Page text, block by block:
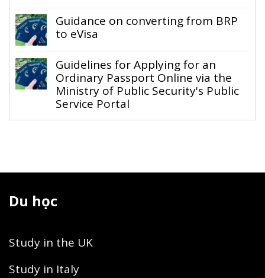
Guidance on converting from BRP
to eVisa
Guidelines for Applying for an
Ordinary Passport Online via the
Ministry of Public Security's Public
Service Portal
Du học
Study in the UK
Study in Italy